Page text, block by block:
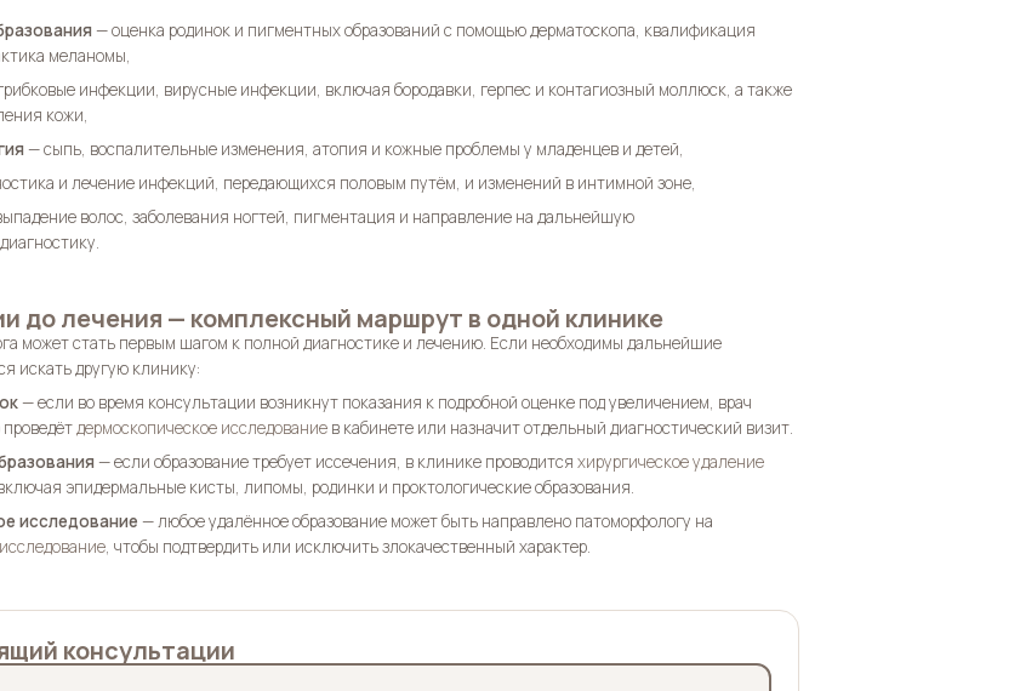
— оценка родинок и пигментных образований с помощью дерматоскопа, квалификация
меланомы,
инфекции, вирусные инфекции, включая бородавки, герпес и контагиозный моллюск, а также
кожи,
— сыпь, воспалительные изменения, атопия и кожные проблемы у младенцев и детей,
и лечение инфекций, передающихся половым путём, и изменений в интимной зоне,
волос, заболевания ногтей, пигментация и направление на дальнейшую
до лечения — комплексный маршрут в одной клинике
может стать первым шагом к полной диагностике и лечению. Если необходимы дальнейшие
искать другую клинику:
— если во время консультации возникнут показания к подробной оценке под увеличением, врач
дермоскопическое исследование в кабинете или назначит отдельный диагностический визит.
— если образование требует иссечения, в клинике проводится хирургическое удаление
включая эпидермальные кисты, липомы, родинки и проктологические образования.
исследование — любое удалённое образование может быть направлено патоморфологу на
, чтобы подтвердить или исключить злокачественный характер.
консультации